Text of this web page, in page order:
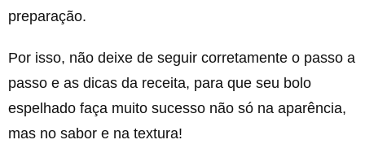
preparação.
Por isso, não deixe de seguir corretamente o passo a
passo e as dicas da receita, para que seu bolo
espelhado faça muito sucesso não só na aparência,
mas no sabor e na textura!